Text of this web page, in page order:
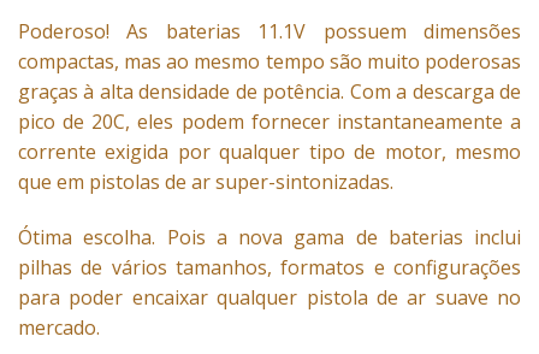
Poderoso! As baterias 11.1V possuem dimensões
compactas, mas ao mesmo tempo são muito poderosas
graças à alta densidade de potência. Com a descarga de
pico de 20C, eles podem fornecer instantaneamente a
corrente exigida por qualquer tipo de motor, mesmo
que em pistolas de ar super-sintonizadas.
Ótima escolha. Pois a nova gama de baterias inclui
pilhas de vários tamanhos, formatos e configurações
para poder encaixar qualquer pistola de ar suave no
mercado.